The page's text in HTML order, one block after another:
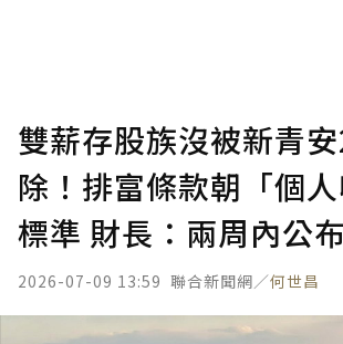
雙薪存股族沒被新青
除！排富條款朝「個
標準 財長：兩周內公布
2026-07-09 13:59 聯合新聞網／何世昌